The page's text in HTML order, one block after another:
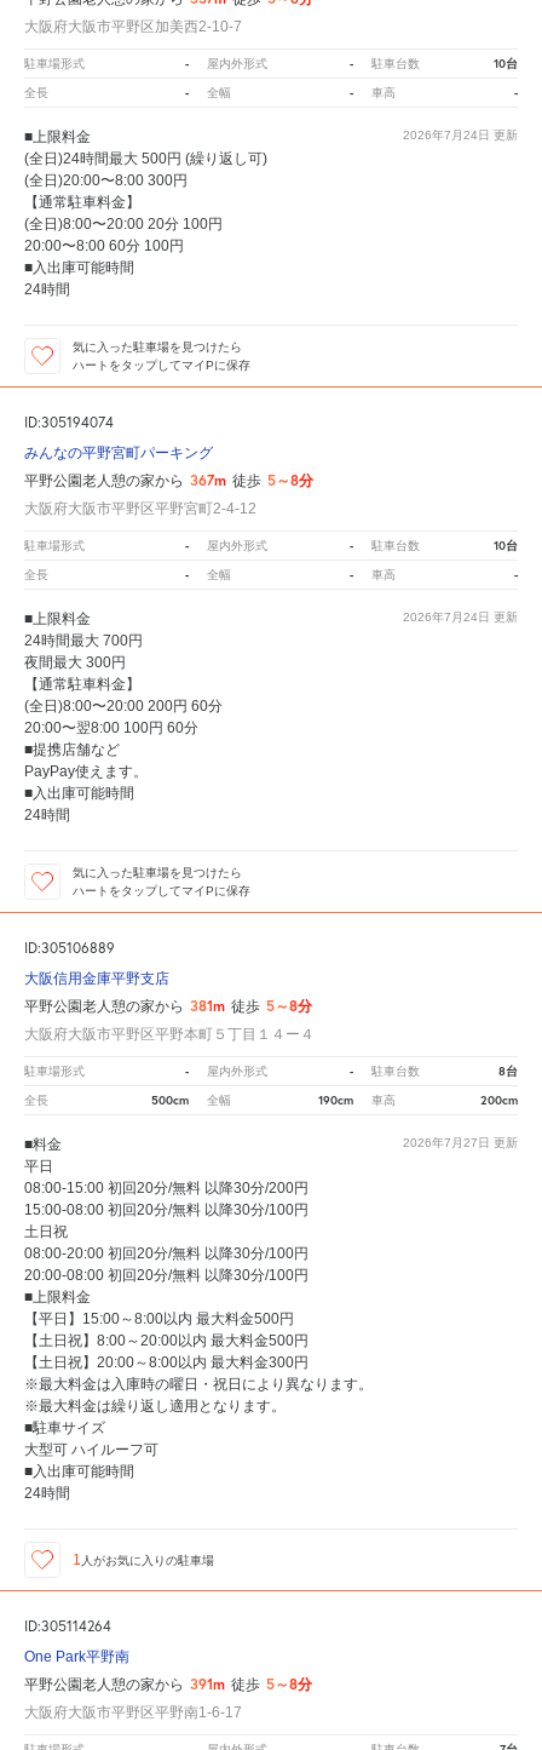
大阪府大阪市平野区加美西2-10-7
駐車場形式 - 屋内外形式 - 駐車台数 10台
全長 - 全幅 - 車高 -
2026年7月24日 更新
■上限料金
(全日)24時間最大 500円 (繰り返し可)
(全日)20:00〜8:00 300円
【通常駐車料金】
(全日)8:00〜20:00 20分 100円
20:00〜8:00 60分 100円
■入出庫可能時間
24時間
気に入った駐車場を見つけたら
ハートをタップしてマイPに保存
ID:305194074
みんなの平野宮町パーキング
平野公園老人憩の家から 367m 徒歩 5～8分
大阪府大阪市平野区平野宮町2-4-12
駐車場形式 - 屋内外形式 - 駐車台数 10台
全長 - 全幅 - 車高 -
2026年7月24日 更新
■上限料金
24時間最大 700円
夜間最大 300円
【通常駐車料金】
(全日)8:00〜20:00 200円 60分
20:00〜翌8:00 100円 60分
■提携店舗など
PayPay使えます。
■入出庫可能時間
24時間
気に入った駐車場を見つけたら
ハートをタップしてマイPに保存
ID:305106889
大阪信用金庫平野支店
平野公園老人憩の家から 381m 徒歩 5～8分
大阪府大阪市平野区平野本町５丁目１４ー４
駐車場形式 - 屋内外形式 - 駐車台数 8台
全長 500cm 全幅 190cm 車高 200cm
2026年7月27日 更新
■料金
平日
08:00-15:00 初回20分/無料 以降30分/200円
15:00-08:00 初回20分/無料 以降30分/100円
土日祝
08:00-20:00 初回20分/無料 以降30分/100円
20:00-08:00 初回20分/無料 以降30分/100円
■上限料金
【平日】15:00～8:00以内 最大料金500円
【土日祝】8:00～20:00以内 最大料金500円
【土日祝】20:00～8:00以内 最大料金300円
※最大料金は入庫時の曜日・祝日により異なります。
※最大料金は繰り返し適用となります。
■駐車サイズ
大型可 ハイルーフ可
■入出庫可能時間
24時間
1 人がお気に入りの駐車場
ID:305114264
One Park平野南
平野公園老人憩の家から 391m 徒歩 5～8分
大阪府大阪市平野区平野南1-6-17